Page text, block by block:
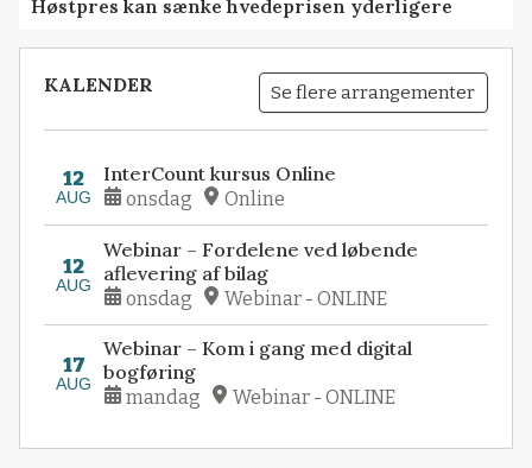
Høstpres kan sænke hvedeprisen yderligere
KALENDER Se flere arrangementer
12
AUG
InterCount kursus Online
onsdag Online
12
AUG
Webinar – Fordelene ved løbende
aflevering af bilag
onsdag Webinar - ONLINE
17
AUG
Webinar – Kom i gang med digital
bogføring
mandag Webinar - ONLINE